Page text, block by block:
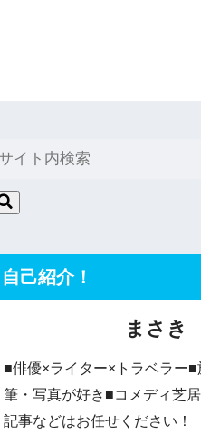
自己紹介！
まさき
■俳優×ライター×トラベラー■
筆・写真が好き■コメディ芝
記事などはお任せください！